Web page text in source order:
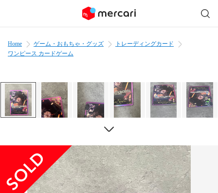
Home ゲーム・おもちゃ・グッズ
トレーディングカード
ワンピース カードゲーム